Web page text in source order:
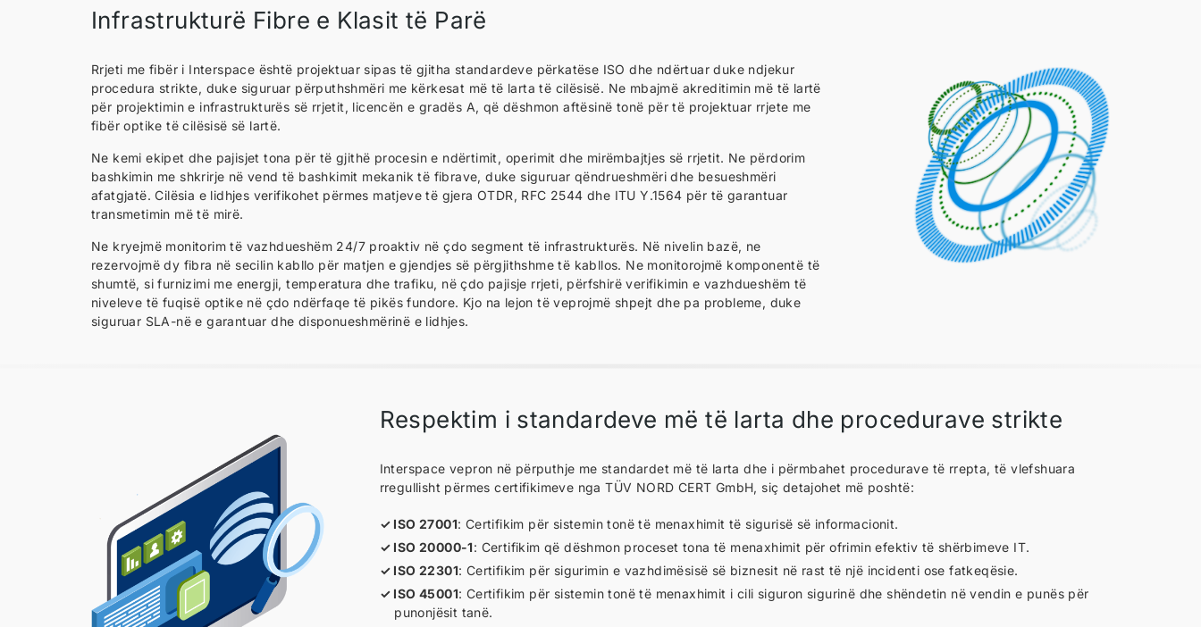
Infrastrukturë Fibre e Klasit të Parë
Rrjeti me fibër i Interspace është projektuar sipas të gjitha standardeve përkatëse ISO dhe ndërtuar duke ndjekur
procedura strikte, duke siguruar përputhshmëri me kërkesat më të larta të cilësisë. Ne mbajmë akreditimin më të lartë
për projektimin e infrastrukturës së rrjetit, licencën e gradës A, që dëshmon aftësinë tonë për të projektuar rrjete me
fibër optike të cilësisë së lartë.
Ne kemi ekipet dhe pajisjet tona për të gjithë procesin e ndërtimit, operimit dhe mirëmbajtjes së rrjetit. Ne përdorim
bashkimin me shkrirje në vend të bashkimit mekanik të fibrave, duke siguruar qëndrueshmëri dhe besueshmëri
afatgjatë. Cilësia e lidhjes verifikohet përmes matjeve të gjera OTDR, RFC 2544 dhe ITU Y.1564 për të garantuar
transmetimin më të mirë.
Ne kryejmë monitorim të vazhdueshëm 24/7 proaktiv në çdo segment të infrastrukturës. Në nivelin bazë, ne
rezervojmë dy fibra në secilin kabllo për matjen e gjendjes së përgjithshme të kabllos. Ne monitorojmë komponentë të
shumtë, si furnizimi me energji, temperatura dhe trafiku, në çdo pajisje rrjeti, përfshirë verifikimin e vazhdueshëm të
niveleve të fuqisë optike në çdo ndërfaqe të pikës fundore. Kjo na lejon të veprojmë shpejt dhe pa probleme, duke
siguruar SLA-në e garantuar dhe disponueshmërinë e lidhjes.
Respektim i standardeve më të larta dhe procedurave strikte
Interspace vepron në përputhje me standardet më të larta dhe i përmbahet procedurave të rrepta, të vlefshuara
rregullisht përmes certifikimeve nga TÜV NORD CERT GmbH, siç detajohet më poshtë:
ISO 27001: Certifikim për sistemin tonë të menaxhimit të sigurisë së informacionit.
ISO 20000-1: Certifikim që dëshmon proceset tona të menaxhimit për ofrimin efektiv të shërbimeve IT.
ISO 22301: Certifikim për sigurimin e vazhdimësisë së biznesit në rast të një incidenti ose fatkeqësie.
ISO 45001: Certifikim për sistemin tonë të menaxhimit i cili siguron sigurinë dhe shëndetin në vendin e punës për
punonjësit tanë.